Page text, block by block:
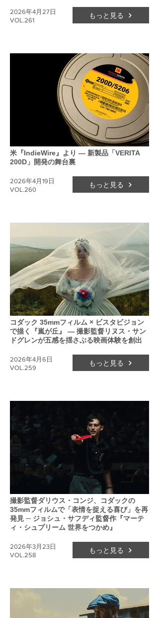
VOL.261
2026年4月27日 もっと見る
米『IndieWire』より ― 新製品「VERITA
200D」開発の舞台裏
VOL.260
2026年4月19日 もっと見る
コダック 35mmフィルム × ビスタビジョン
で描く『嵐が丘』 ― 撮影監督リヌス・サン
ドグレンが五感を揺さぶる映画体験を創出
VOL.259
2026年4月6日 もっと見る
撮影監督ダリウス・コンジ、コダックの
35mmフィルムで「表情を捉える喜び」を再
発見 ─ ジョシュ・サフディ監督作『マーテ
ィ・シュプリーム 世界をつかめ』
VOL.258
2026年3月23日 もっと見る